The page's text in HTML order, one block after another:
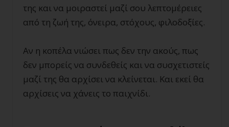
της και να μοιραστεί μαζί σου λεπτομέρειες
από τη ζωή της, όνειρα, στόχους, φιλοδοξίες.
Αν η κοπέλα νιώσει πως δεν την ακούς, πως
δεν μπορείς να συνδεθείς και να συσχετιστείς
μαζί της θα αρχίσει να κλείνεται. Και εκεί θα
αρχίσεις να χάνεις το παιχνίδι.